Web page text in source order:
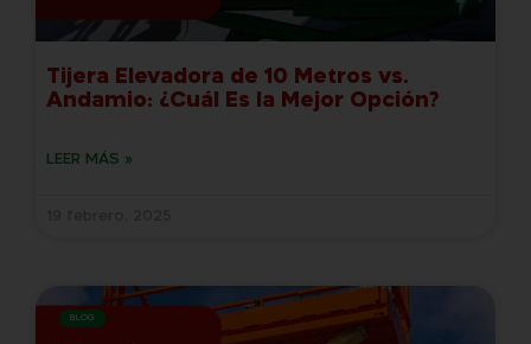
Tijera Elevadora de 10 Metros vs.
Andamio: ¿Cuál Es la Mejor Opción?
LEER MÁS »
BLOG